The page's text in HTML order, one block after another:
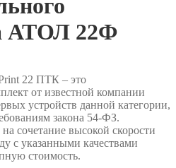
АТОЛ 22Ф
22 ПТК – это
от известной компании
устройств данной категории,
закона 54-ФЗ.
сочетание высокой скорости
с указанными качествами
стоимость.